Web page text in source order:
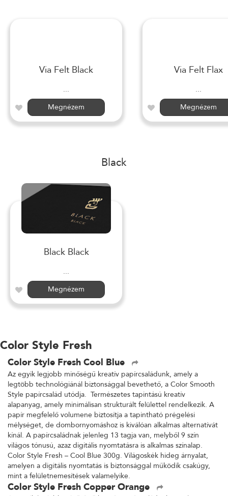
Via Felt Black
...
Megnézem
Via Felt Flax
...
Megnézem
Black
Black Black
...
Megnézem
Color Style Fresh
Color Style Fresh Cool Blue
Az egyik legjobb minőségű kreatív papírcsaládunk, amely a
legtöbb technológiánál biztonsággal bevethető, a Color Smooth
Style papírcsalád utódja. Természetes tapintású kreatív
alapanyag, amely minimálisan strukturált felülettel rendelkezik. A
papír megfelelő volumene biztosítja a tapintható prégelési
mélységet, de dombornyomáshoz is kiválóan alkalmas alternatívát
kínál. A papírcsaládnak jelenleg 13 tagja van, melyből 9 szín
világos tónusú, azaz digitális nyomtatásra is alkalmas színalap.
Color Style Fresh – Cool Blue 300g. Világoskék hideg árnyalat,
amelyen a digitális nyomtatás is biztonsággal működik csakúgy,
mint a felületnemesítések valamelyike.
Color Style Fresh Copper Orange